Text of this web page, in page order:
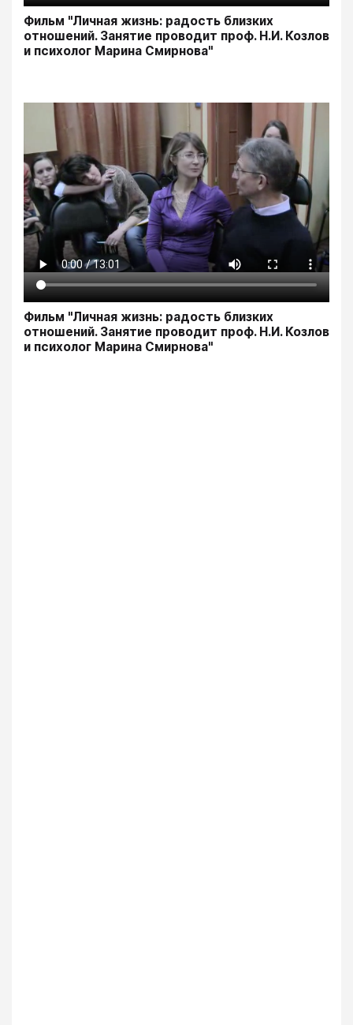
Фильм "Личная жизнь: радость близких
отношений. Занятие проводит проф. Н.И. Козлов
и психолог Марина Смирнова"
Фильм "Личная жизнь: радость близких
отношений. Занятие проводит проф. Н.И. Козлов
и психолог Марина Смирнова"